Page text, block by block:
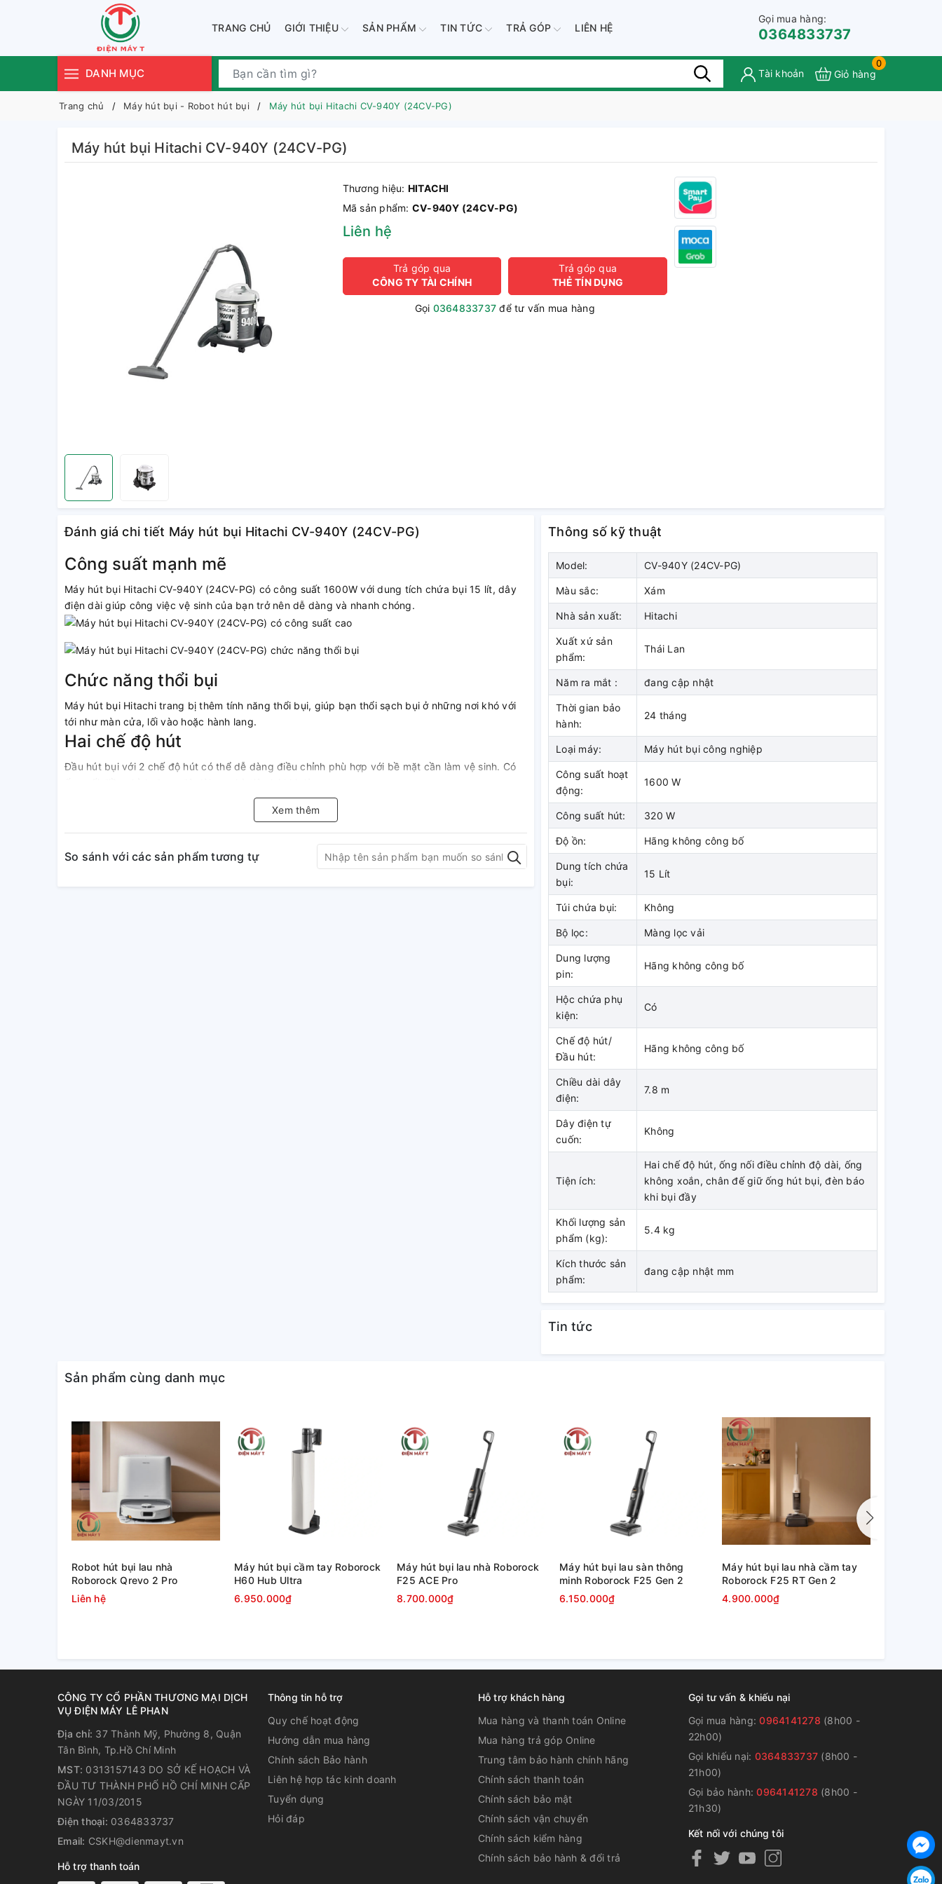
TRANG CHỦ GIỚI THIỆU SẢN PHẨM TIN TỨC TRẢ GÓP LIÊN HỆ
Gọi mua hàng:
0364833737
DANH MỤC Tài khoản
0
Giỏ hàng
Trang chủ Máy hút bụi - Robot hút bụi Máy hút bụi Hitachi CV-940Y (24CV-PG)
Máy hút bụi Hitachi CV-940Y (24CV-PG)
Thương hiệu: HITACHI
Mã sản phẩm: CV-940Y (24CV-PG)
Liên hệ
Trả góp qua
CÔNG TY TÀI CHÍNH
Trả góp qua
THẺ TÍN DỤNG
Gọi 0364833737 để tư vấn mua hàng
Đánh giá chi tiết Máy hút bụi Hitachi CV-940Y (24CV-PG)
Công suất mạnh mẽ
Máy hút bụi Hitachi CV-940Y (24CV-PG) có công suất 1600W với dung tích chứa bụi 15 lít, dây
điện dài giúp công việc vệ sinh của bạn trở nên dễ dàng và nhanh chóng.
Chức năng thổi bụi
Máy hút bụi Hitachi trang bị thêm tính năng thổi bụi, giúp bạn thổi sạch bụi ở những nơi khó với
tới như màn cửa, lối vào hoặc hành lang.
Hai chế độ hút
Đầu hút bụi với 2 chế độ hút có thể dễ dàng điều chỉnh phù hợp với bề mặt cần làm vệ sinh. Có
Ngăn chứa phụ tùng
Xem thêm
So sánh với các sản phẩm tương tự
Thông số kỹ thuật
Model: CV-940Y (24CV-PG)
Màu sắc: Xám
Nhà sản xuất: Hitachi
Xuất xứ sản
phẩm:
Thái Lan
Năm ra mắt : đang cập nhật
Thời gian bảo
hành:
24 tháng
Loại máy: Máy hút bụi công nghiệp
Công suất hoạt
động:
1600 W
Công suất hút: 320 W
Độ ồn: Hãng không công bố
Dung tích chứa
bụi:
15 Lít
Túi chứa bụi: Không
Bộ lọc: Màng lọc vải
Dung lượng
pin:
Hãng không công bố
Hộc chứa phụ
kiện:
Có
Chế độ hút/
Đầu hút:
Hãng không công bố
Chiều dài dây
điện:
7.8 m
Dây điện tự
cuốn:
Không
Tiện ích:
Hai chế độ hút, ống nối điều chỉnh độ dài, ống
không xoắn, chân đế giữ ống hút bụi, đèn báo
khi bụi đầy
Khối lượng sản
phẩm (kg):
5.4 kg
Kích thước sản
phẩm:
đang cập nhật mm
Tin tức
Sản phẩm cùng danh mục
Robot hút bụi lau nhà
Roborock Qrevo 2 Pro
Liên hệ
Máy hút bụi cầm tay Roborock
H60 Hub Ultra
6.950.000₫
Máy hút bụi lau nhà Roborock
F25 ACE Pro
8.700.000₫
Máy hút bụi lau sàn thông
minh Roborock F25 Gen 2
6.150.000₫
Máy hút bụi lau nhà cầm tay
Roborock F25 RT Gen 2
4.900.000₫
CÔNG TY CỔ PHẦN THƯƠNG MẠI DỊCH
VỤ ĐIỆN MÁY LÊ PHAN
Địa chỉ: 37 Thành Mỹ, Phường 8, Quận
Tân Bình, Tp.Hồ Chí Minh
MST: 0313157143 DO SỞ KẾ HOẠCH VÀ
ĐẦU TƯ THÀNH PHỐ HỒ CHÍ MINH CẤP
NGÀY 11/03/2015
Điện thoại: 0364833737
Email: CSKH@dienmayt.vn
Hỗ trợ thanh toán
Thông tin hỗ trợ
Quy chế hoạt động
Hướng dẫn mua hàng
Chính sách Bảo hành
Liên hệ hợp tác kinh doanh
Tuyển dụng
Hỏi đáp
Hỗ trợ khách hàng
Mua hàng và thanh toán Online
Mua hàng trả góp Online
Trung tâm bảo hành chính hãng
Chính sách thanh toán
Chính sách bảo mật
Chính sách vận chuyển
Chính sách kiểm hàng
Chính sách bảo hành & đổi trả
Gọi tư vấn & khiếu nại
Gọi mua hàng:0964141278 (8h00 -
22h00)
Gọi khiếu nại: 0364833737 (8h00 -
21h00)
Gọi bảo hành:0964141278 (8h00 -
21h30)
Kết nối với chúng tôi